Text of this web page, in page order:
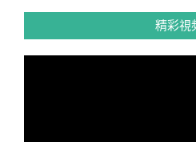
精彩視